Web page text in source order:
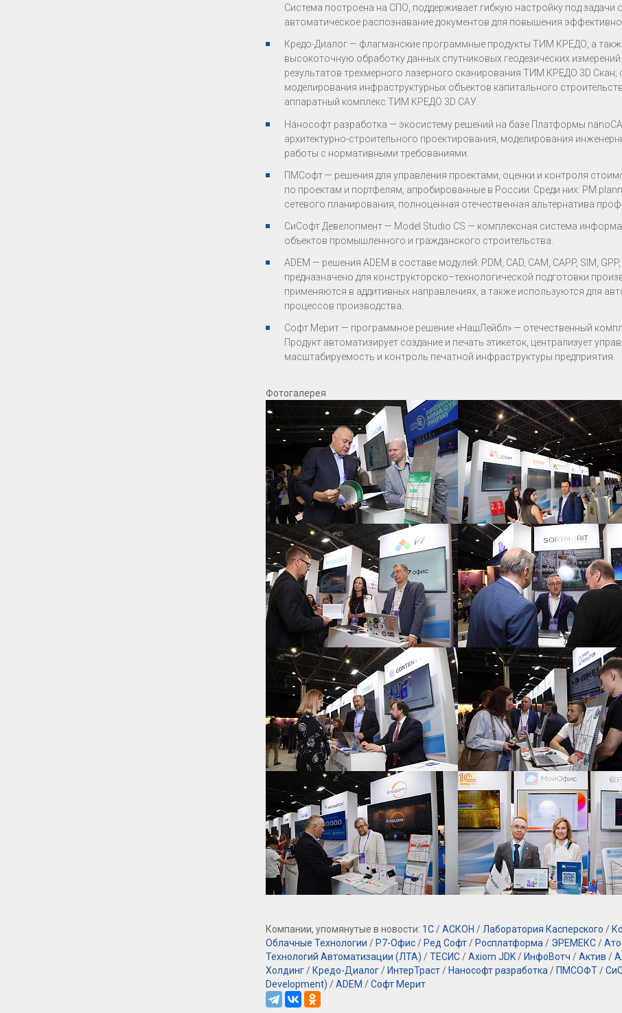
Система построена на СПО, поддерживает гибкую настройку под задачи
автоматическое распознавание документов для повышения
Кредо-Диалог — флагманские программные продукты ТИМ КРЕДО, а
высокоточную обработку данных спутниковых геодезических
результатов трехмерного лазерного сканирования ТИМ КРЕДО 3D
моделирования инфраструктурных объектов капитального
аппаратный комплекс ТИМ КРЕДО 3D САУ.
Нанософт разработка — экосистему решений на базе Платформы
архитектурно-строительного проектирования, моделирования
работы с нормативными требованиями.
ПМСофт — решения для управления проектами, оценки и контроля
по проектам и портфелям, апробированные в России. Среди них:
сетевого планирования, полноценная отечественная альтернатива
СиСофт Девелопмент — Model Studio CS — комплексная система
объектов промышленного и гражданского строительства.
ADEM — решения ADEM в составе модулей: PDM, CAD, CAM, CAPP, SIM,
предназначено для конструкторско–технологической подготовки
применяются в аддитивных направлениях, а также используются для
процессов производства.
Софт Мерит — программное решение «НашЛейбл» — отечественный
Продукт автоматизирует создание и печать этикеток, централизует
масштабируемость и контроль печатной инфраструктуры предприятия.
Фотогалерея
Компании, упомянутые в новости: 1С/АСКОН /Лаборатория Касперского /
Облачные Технологии / Р7-Офис/ Ред Софт/ Росплатформа/ ЭРЕМЕКС/
Технологий Автоматизации (ЛТА) /ТЕСИС/Axiom JDK/ ИнфоВотч /Актив /
Холдинг/ Кредо-Диалог/ ИнтерТраст/ Нанософт разработка/ ПМСОФТ/
Development) /ADEM /Софт Мерит